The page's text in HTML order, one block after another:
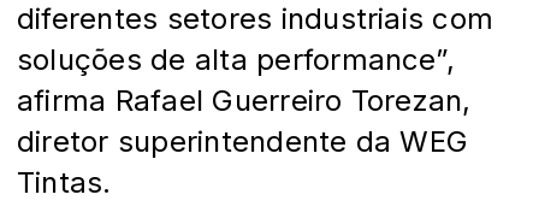
diferentes setores industriais com
soluções de alta performance”,
afirma Rafael Guerreiro Torezan,
diretor superintendente da WEG
Tintas.